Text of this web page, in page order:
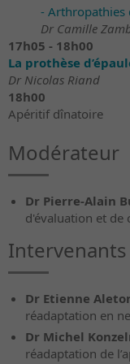
- Arthropathies
Dr Camille
17h05 - 18h00
La prothèse
Dr Nicolas Riand
18h00
Apéritif dînatoire
Modérateur
Dr Pierre-Alain
d'évaluation et de
Intervenants
Dr Etienne
réadaptation en
Dr Michel
réadaptation de